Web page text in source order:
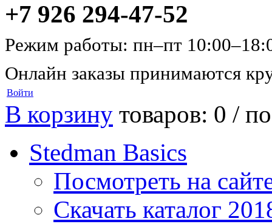
+7 926 294-47-52
Режим работы: пн–пт
Онлайн заказы принимаются
Войти
В корзину товаров: 0 /
Stedman Basics
Посмотреть на
Скачать каталог